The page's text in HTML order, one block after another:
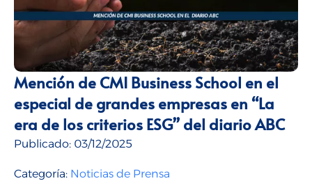
CMI Journal
Mención de CMI Business School en el
especial de grandes empresas en “La
era de los criterios ESG” del diario ABC
Publicado: 03/12/2025
Categoría: Noticias de Prensa